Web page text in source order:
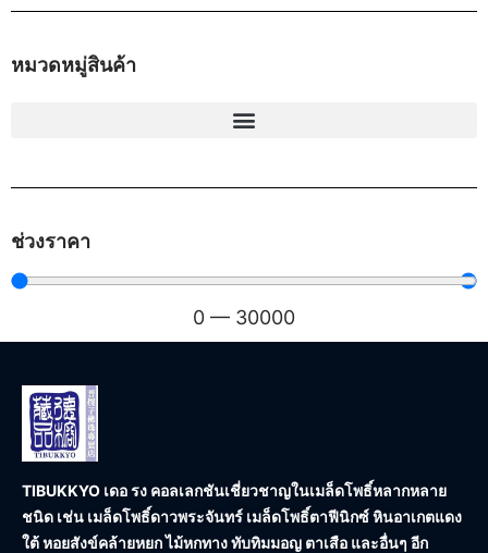
หมวดหมู่สินค้า
ช่วงราคา
0 — 30000
TIBUKKYO เดอ รง คอลเลกชันเชี่ยวชาญในเมล็ดโพธิ์หลากหลาย
ชนิด เช่น เมล็ดโพธิ์ดาวพระจันทร์ เมล็ดโพธิ์ตาฟีนิกซ์ หินอาเกตแดง
ใต้ หอยสังข์คล้ายหยก ไม้หกทาง ทับทิมมอญ ตาเสือ และอื่นๆ อีก